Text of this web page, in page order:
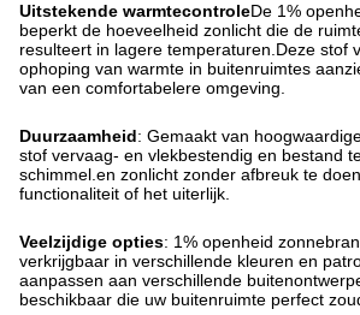
Uitstekende warmtecontroleDe 1%
beperkt de hoeveelheid zonlicht die de
resulteert in lagere temperaturen.Deze stof
ophoping van warmte in buitenruimtes
van een comfortabelere omgeving.
Duurzaamheid: Gemaakt van
stof vervaag- en vlekbestendig en bestand
schimmel.en zonlicht zonder afbreuk te
functionaliteit of het uiterlijk.
Veelzijdige opties: 1% openheid
verkrijgbaar in verschillende kleuren en
aanpassen aan verschillende
beschikbaar die uw buitenruimte perfect